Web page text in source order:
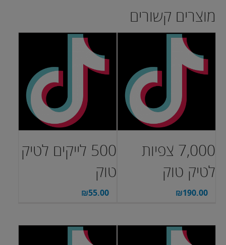
מוצרים קשורים
7,000 צפיות
לטיק טוק
₪190.00
500 לייקים לטיק
טוק
₪55.00